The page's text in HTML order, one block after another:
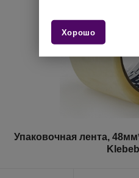
Упаковочная лента,
Хорошо